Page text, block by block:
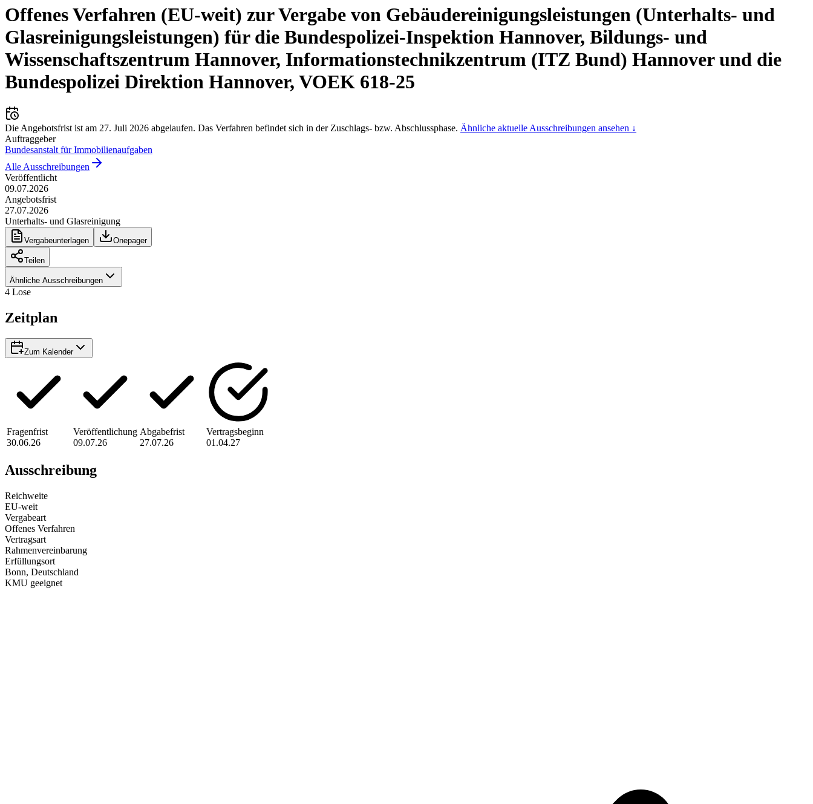
Offenes Verfahren (EU-weit) zur Vergabe von Gebäudereinigungsleistungen (Unterhalts- und
Glasreinigungsleistungen) für die Bundespolizei-Inspektion Hannover, Bildungs- und
Wissenschaftszentrum Hannover, Informationstechnikzentrum (ITZ Bund) Hannover und die
Bundespolizei Direktion Hannover, VOEK 618-25
Die Angebotsfrist ist am 27. Juli 2026 abgelaufen. Das Verfahren befindet sich in der Zuschlags- bzw. Abschlussphase. Ähnliche aktuelle Ausschreibungen ansehen ↓
Auftraggeber
Bundesanstalt für Immobilienaufgaben
Alle Ausschreibungen
Veröffentlicht
09.07.2026
Angebotsfrist
27.07.2026
Unterhalts- und Glasreinigung
Vergabeunterlagen Onepager
Teilen
Ähnliche Ausschreibungen
4 Lose
Zeitplan
Zum Kalender
Fragenfrist
30.06.26
Veröffentlichung
09.07.26
Abgabefrist
27.07.26
Vertragsbeginn
01.04.27
Ausschreibung
Reichweite
EU-weit
Vergabeart
Offenes Verfahren
Vertragsart
Rahmenvereinbarung
Erfüllungsort
Bonn, Deutschland
KMU geeignet